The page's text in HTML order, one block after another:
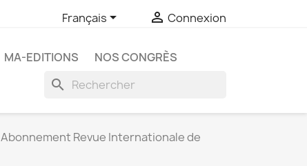
Français  Connexion
MA-EDITIONS NOS CONGRÈS
search
Abonnement Revue Internationale de